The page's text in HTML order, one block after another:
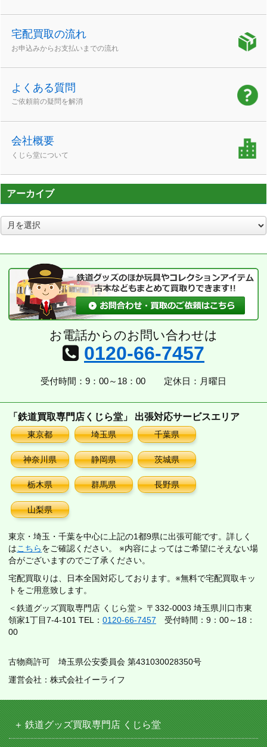
宅配買取の流れ
お申込みからお支払いまでの流れ
よくある質問
ご依頼前の疑問を解消
会社概要
くじら堂について
アーカイブ
ア
ー
ブ
お電話からのお問い合わせは
0120-66-7457
受付時間：9：00～18：00 定休日：月曜日
「鉄道買取専門店くじら堂」 出張対応サービスエリア
東京都 埼玉県 千葉県
神奈川県 静岡県 茨城県
栃木県 群馬県 長野県
山梨県
東京・埼玉・千葉を中心に上記の1都9県に出張可能です。詳しく
はこちらをご確認ください。 ※内容によってはご希望にそえない場
合がございますのでご了承ください。
宅配買取りは、日本全国対応しております。※無料で宅配買取キッ
トをご用意致します。
＜鉄道グッズ買取専門店 くじら堂＞ 〒332-0003 埼玉県川口市東
領家1丁目7-4-101 TEL： 0120-66-7457 受付時間：9：00～18：
00
古物商許可 埼玉県公安委員会 第431030028350号
運営会社：株式会社イーライフ
鉄道グッズ買取専門店 くじら堂